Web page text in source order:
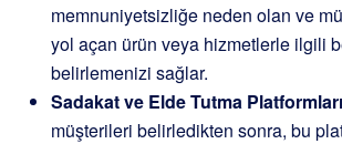
memnuniyetsizliğe neden olan ve
yol açan ürün veya hizmetlerle ilgili
belirlemenizi sağlar.
Sadakat ve Elde Tutma
müşterileri belirledikten sonra, bu